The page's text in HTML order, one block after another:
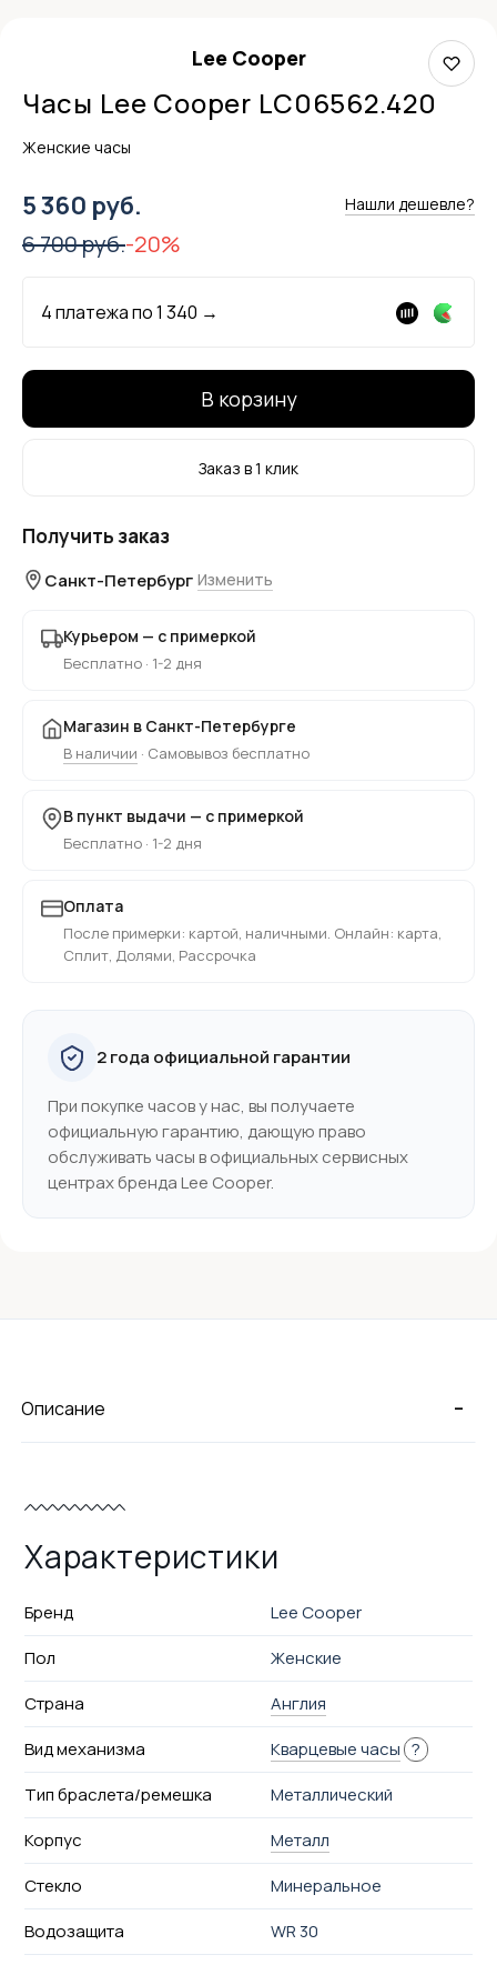
Lee Cooper
Часы Lee Cooper LC06562.420
Женские часы
5 360 руб. Нашли дешевле?
6 700 руб.-20%
4 платежа по1 340 →
В корзину
Заказ в 1 клик
Получить заказ
Санкт-Петербург Изменить
Курьером — с примеркой
Бесплатно · 1-2 дня
Магазин в Санкт-Петербурге
В наличии · Самовывоз бесплатно
В пункт выдачи — с примеркой
Бесплатно · 1-2 дня
Оплата
После примерки: картой, наличными. Онлайн: карта,
Сплит, Долями, Рассрочка
2 года официальной гарантии
При покупке часов у нас, вы получаете
официальную гарантию, дающую право
обслуживать часы в официальных сервисных
центрах бренда Lee Cooper.
-
Описание
Характеристики
Бренд
Lee Cooper
Пол
Женские
Страна
Англия
Вид механизма
Кварцевые часы ?
Тип браслета/ремешка
Металлический
Корпус
Металл
Стекло
Минеральное
Водозащита
WR 30